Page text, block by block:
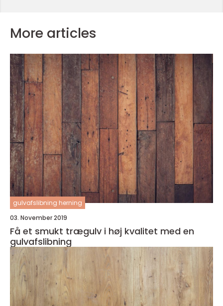
More articles
gulvafslibning herning
03. November 2019
Få et smukt trægulv i høj kvalitet med en
gulvafslibning